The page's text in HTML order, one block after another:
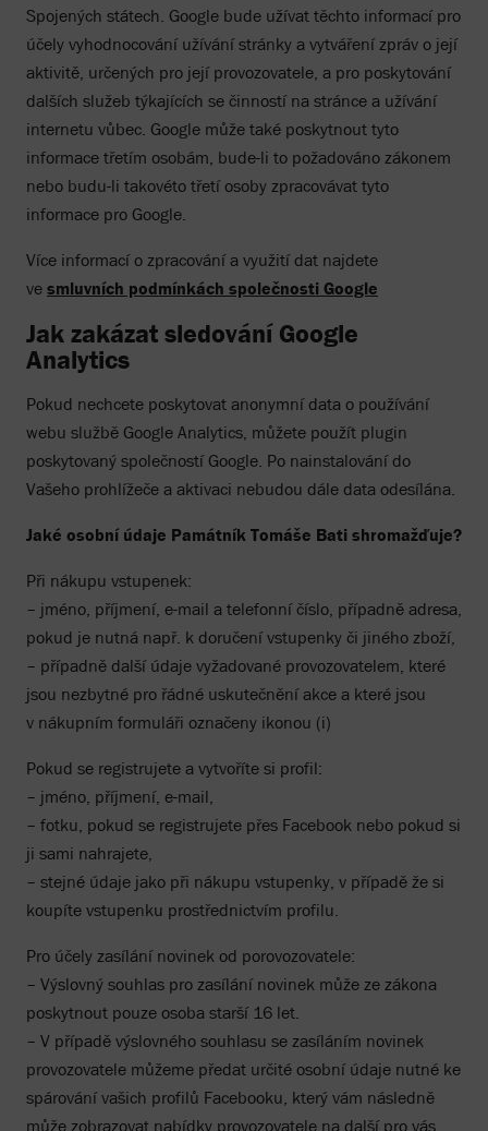
Spojených státech. Google bude užívat těchto informací pro
účely vyhodnocování užívání stránky a vytváření zpráv o její
aktivitě, určených pro její provozovatele, a pro poskytování
dalších služeb týkajících se činností na stránce a užívání
internetu vůbec. Google může také poskytnout tyto
informace třetím osobám, bude-li to požadováno zákonem
nebo budu-li takovéto třetí osoby zpracovávat tyto
informace pro Google.
Více informací o zpracování a využití dat najdete
vesmluvních podmínkách společnosti Google
Jak zakázat sledování Google
Analytics
Pokud nechcete poskytovat anonymní data o používání
webu službě Google Analytics, můžete použít plugin
poskytovaný společností Google. Po nainstalování do
Vašeho prohlížeče a aktivaci nebudou dále data odesílána.
Jaké osobní údaje Památník Tomáše Bati shromažďuje?
Při nákupu vstupenek:
– jméno, příjmení, e-mail a telefonní číslo, případně adresa,
pokud je nutná např. k doručení vstupenky či jiného zboží,
– případně další údaje vyžadované provozovatelem, které
jsou nezbytné pro řádné uskutečnění akce a které jsou
v nákupním formuláři označeny ikonou (i)
Pokud se registrujete a vytvoříte si profil:
– jméno, příjmení, e-mail,
– fotku, pokud se registrujete přes Facebook nebo pokud si
ji sami nahrajete,
– stejné údaje jako při nákupu vstupenky, v případě že si
koupíte vstupenku prostřednictvím profilu.
Pro účely zasílání novinek od porovozovatele:
– Výslovný souhlas pro zasílání novinek může ze zákona
poskytnout pouze osoba starší 16 let.
– V případě výslovného souhlasu se zasíláním novinek
provozovatele můžeme předat určité osobní údaje nutné ke
spárování vašich profilů Facebooku, který vám následně
může zobrazovat nabídky provozovatele na další pro vás